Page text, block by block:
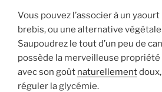
Vous pouvez l’associer à un
brebis, ou une alternative végétale
Saupoudrez le tout d’un peu de
possède la merveilleuse propriété
avec son goût naturellement
réguler la glycémie.